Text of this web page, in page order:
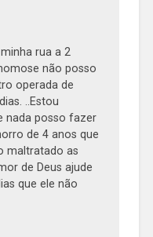
rua a 2
não posso
operada de
..Estou
nada posso fazer
de 4 anos que
maltratado as
de Deus ajude
que ele não